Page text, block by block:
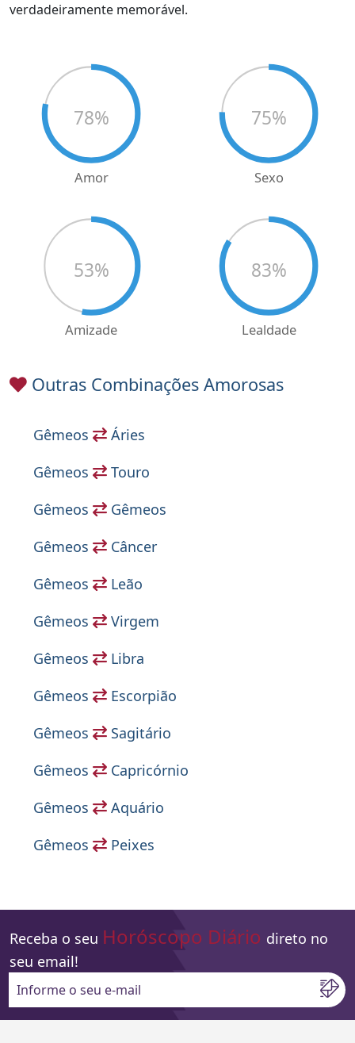
verdadeiramente memorável.
Amor
78%
Sexo
75%
Amizade
53%
Lealdade
83%
Outras Combinações Amorosas
Gêmeos
Áries
Gêmeos
Touro
Gêmeos
Gêmeos
Gêmeos
Câncer
Gêmeos
Leão
Gêmeos
Virgem
Gêmeos
Libra
Gêmeos
Escorpião
Gêmeos
Sagitário
Gêmeos
Capricórnio
Gêmeos
Aquário
Gêmeos
Peixes
Receba o seu Horóscopo Diário direto no
seu email!
Informe o seu e-mail